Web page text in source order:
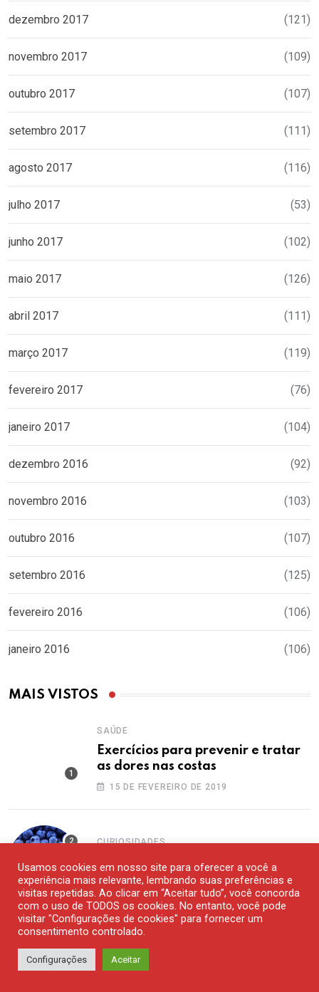
dezembro 2017 (121)
novembro 2017 (109)
outubro 2017 (107)
setembro 2017 (111)
agosto 2017 (116)
julho 2017 (53)
junho 2017 (102)
maio 2017 (126)
abril 2017 (111)
março 2017 (119)
fevereiro 2017 (76)
janeiro 2017 (104)
dezembro 2016 (92)
novembro 2016 (103)
outubro 2016 (107)
setembro 2016 (125)
fevereiro 2016 (106)
janeiro 2016 (106)
MAIS VISTOS
SAÚDE
Exercícios para prevenir e tratar
as dores nas costas
15 DE FEVEREIRO DE 2019
CURIOSIDADES
Existe alguma fruta azul?
14 DE DEZEMBRO DE 2016
Um adolescente escreveu no
Facebook, ontem…
Usamos cookies em nosso site para oferecer a você a
experiência mais relevante, lembrando suas preferências e
visitas repetidas. Ao clicar em “Aceitar tudo”, você concorda
com o uso de TODOS os cookies. No entanto, você pode
visitar "Configurações de cookies" para fornecer um
consentimento controlado.
Configurações Aceitar